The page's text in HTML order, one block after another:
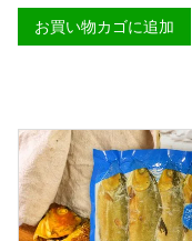
0
0
-
ラ
ム
8
k
g
ケ
お買い物カゴに追加